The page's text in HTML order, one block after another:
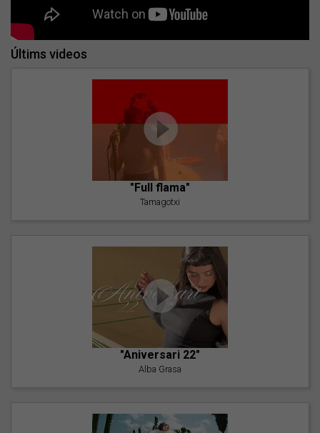
Últims videos
"Full flama"
Tamagotxi
"Aniversari 22"
Alba Grasa